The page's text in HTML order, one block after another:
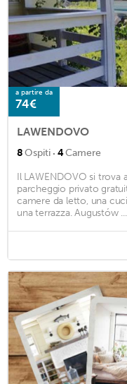
a partire da
74€
LAWENDOVO
8Ospiti · 4Camere
Il LAWENDOVO si trova
parcheggio privato
camere da letto, una
una terrazza. Augustów ...